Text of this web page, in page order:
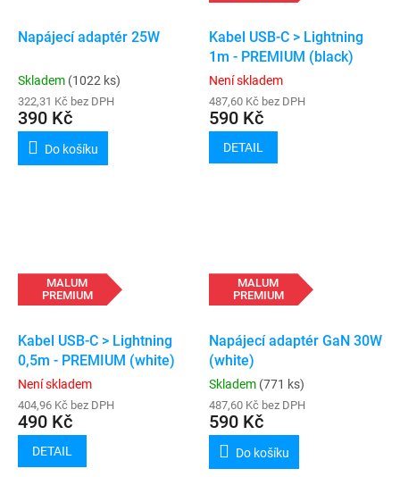
Napájecí adaptér 25W
Skladem (1022 ks)
322,31 Kč bez DPH
390 Kč
Do košíku
Kabel USB-C > Lightning
1m - PREMIUM (black)
Není skladem
487,60 Kč bez DPH
590 Kč
DETAIL
MALUM
PREMIUM
Kabel USB-C > Lightning
0,5m - PREMIUM (white)
Není skladem
404,96 Kč bez DPH
490 Kč
DETAIL
MALUM
PREMIUM
Napájecí adaptér GaN 30W
(white)
Skladem (771 ks)
487,60 Kč bez DPH
590 Kč
Do košíku